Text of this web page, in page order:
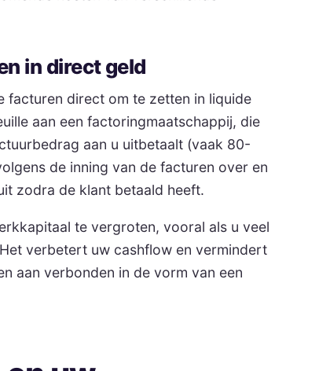
in direct geld
facturen direct om te zetten in liquide
aan een factoringmaatschappij, die
aan u uitbetaalt (vaak 80-
de inning van de facturen over en
zodra de klant betaald heeft.
te vergroten, vooral als u veel
verbetert uw cashflow en vermindert
aan verbonden in de vorm van een